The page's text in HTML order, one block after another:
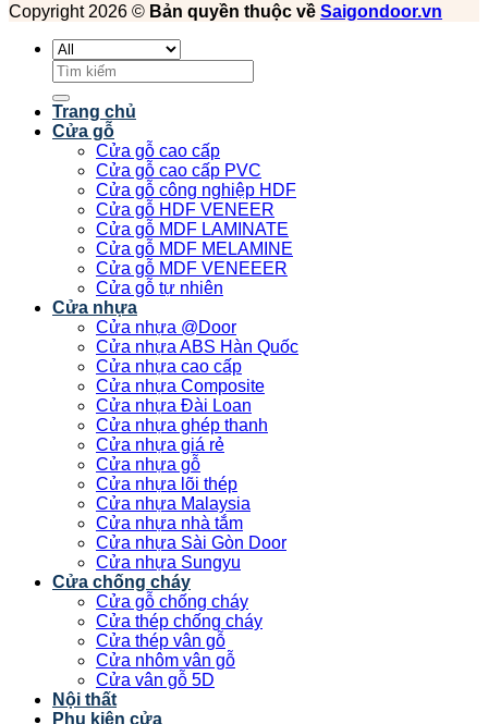
Copyright 2026 © Bản quyền thuộc về Saigondoor.vn
Tìm
kiếm:
Trang chủ
Cửa gỗ
Cửa gỗ cao cấp
Cửa gỗ cao cấp PVC
Cửa gỗ công nghiệp HDF
Cửa gỗ HDF VENEER
Cửa gỗ MDF LAMINATE
Cửa gỗ MDF MELAMINE
Cửa gỗ MDF VENEEER
Cửa gỗ tự nhiên
Cửa nhựa
Cửa nhựa @Door
Cửa nhựa ABS Hàn Quốc
Cửa nhựa cao cấp
Cửa nhựa Composite
Cửa nhựa Đài Loan
Cửa nhựa ghép thanh
Cửa nhựa giá rẻ
Cửa nhựa gỗ
Cửa nhựa lõi thép
Cửa nhựa Malaysia
Cửa nhựa nhà tắm
Cửa nhựa Sài Gòn Door
Cửa nhựa Sungyu
Cửa chống cháy
Cửa gỗ chống cháy
Cửa thép chống cháy
Cửa thép vân gỗ
Cửa nhôm vân gỗ
Cửa vân gỗ 5D
Nội thất
Phụ kiện cửa